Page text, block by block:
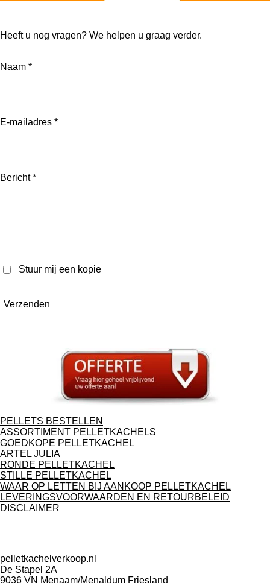
Heeft u nog vragen? We helpen u graag verder.
Naam *
E-mailadres *
Bericht *
Stuur mij een kopie
Verzenden
PELLETS BESTELLEN
ASSORTIMENT PELLETKACHELS
GOEDKOPE PELLETKACHEL
ARTEL JULIA
RONDE PELLETKACHEL
STILLE PELLETKACHEL
WAAR OP LETTEN BIJ AANKOOP PELLETKACHEL
LEVERINGSVOORWAARDEN EN RETOURBELEID
DISCLAIMER
pelletkachelverkoop.nl
De Stapel 2A
9036 VN Menaam/Menaldum Friesland